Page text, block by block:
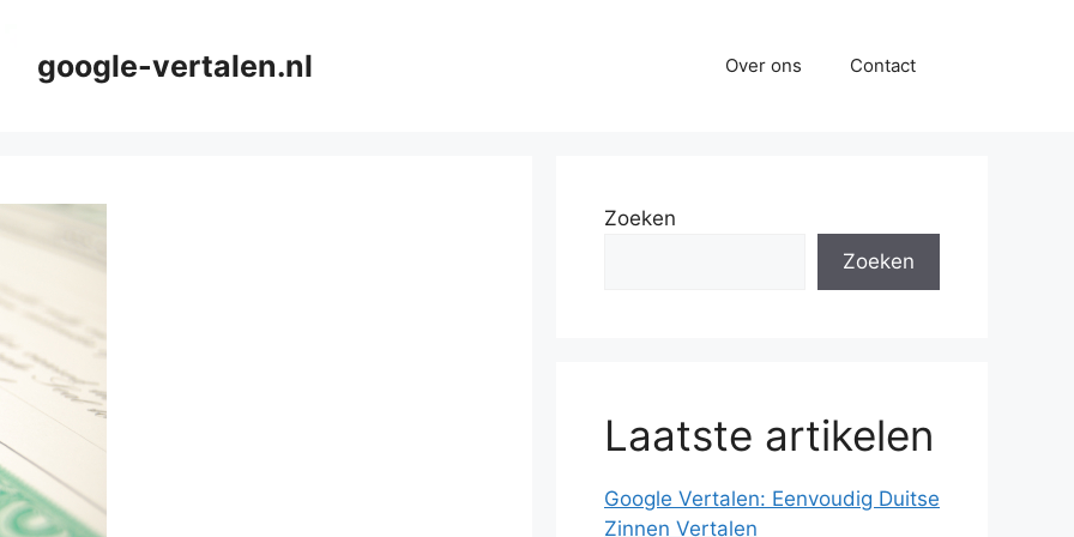
google-vertalen.nl Over ons Contact
Zoeken
Zoeken
Laatste artikelen
Google Vertalen: Eenvoudig Duitse
Zinnen Vertalen